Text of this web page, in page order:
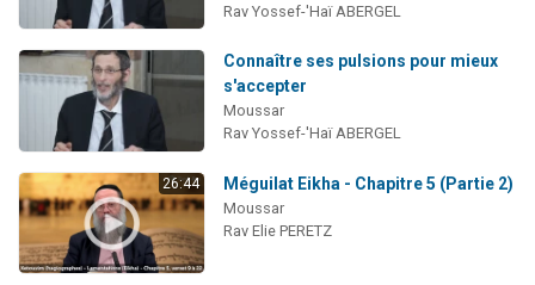
Rav Yossef-'Haï ABERGEL
Connaître ses pulsions pour mieux
s'accepter
Moussar
Rav Yossef-'Haï ABERGEL
26:44 Méguilat Eikha - Chapitre 5 (Partie 2)
Moussar
Rav Elie PERETZ